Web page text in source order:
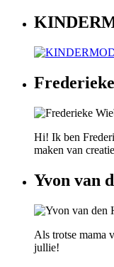
Hi! Ik ben
maken van
Yvon van
Als trotse mama
jullie!